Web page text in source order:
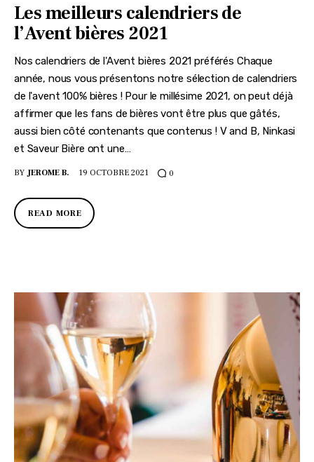
Les meilleurs calendriers de
l’Avent bières 2021
Nos calendriers de l'Avent bières 2021 préférés Chaque
année, nous vous présentons notre sélection de calendriers
de l'avent 100% bières ! Pour le millésime 2021, on peut déjà
affirmer que les fans de bières vont être plus que gâtés,
aussi bien côté contenants que contenus ! V and B, Ninkasi
et Saveur Bière ont une…
BY JEROME B. 19 OCTOBRE 2021 0
READ MORE